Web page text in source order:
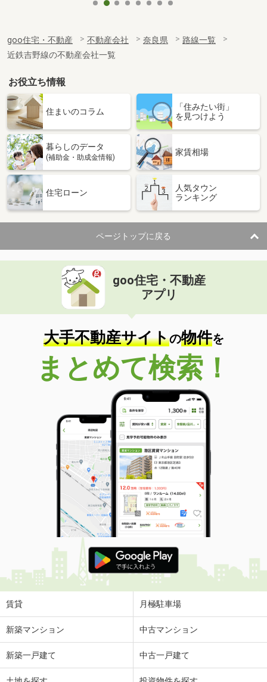
goo住宅・不動産 不動産会社 奈良県
路線一覧
近鉄吉野線の不動産会社一覧
お役立ち情報
住まいのコラム
「住みたい街」
を見つけよう
暮らしのデータ
(補助金・助成金情報)
家賃相場
住宅ローン
人気タウン
ランキング
ページトップに戻る
goo住宅・不動産
アプリ
大手不動産サイトの物件を
まとめて検索！
賃貸 月極駐車場
新築マンション 中古マンション
新築一戸建て 中古一戸建て